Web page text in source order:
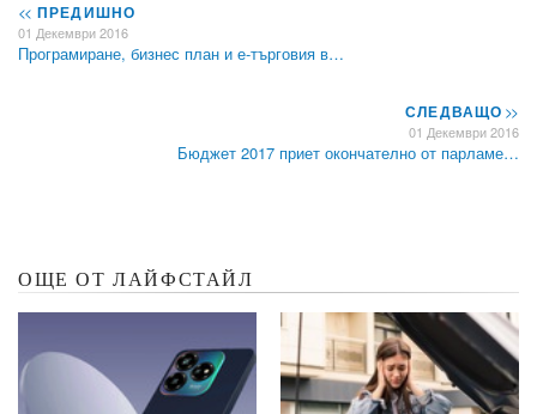
<< ПРЕДИШНО
01 Декември 2016
Програмиране, бизнес план и е-търговия в…
СЛЕДВАЩО>>
01 Декември 2016
Бюджет 2017 приет окончателно от парламе…
ОЩЕ ОТ ЛАЙФСТАЙЛ